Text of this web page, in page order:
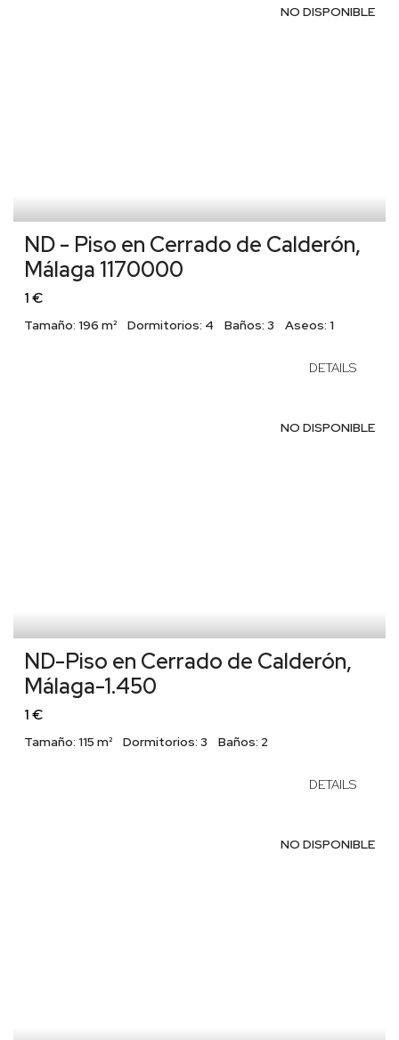
NO DISPONIBLE
ND - Piso en Cerrado de Calderón,
Málaga 1170000
1 €
Tamaño: 196 m² Dormitorios: 4 Baños: 3 Aseos: 1
DETAILS
NO DISPONIBLE
ND-Piso en Cerrado de Calderón,
Málaga-1.450
1 €
Tamaño: 115 m² Dormitorios: 3 Baños: 2
DETAILS
NO DISPONIBLE